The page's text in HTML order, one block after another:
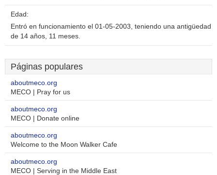
Edad:
Entró en funcionamiento el 01-05-2003, teniendo una antigüedad
de 14 años, 11 meses.
Páginas populares
aboutmeco.org
MECO | Pray for us
aboutmeco.org
MECO | Donate online
aboutmeco.org
Welcome to the Moon Walker Cafe
aboutmeco.org
MECO | Serving in the Middle East